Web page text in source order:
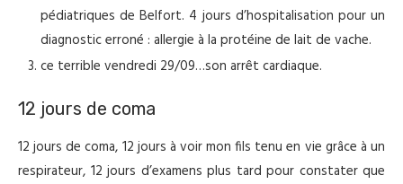
pédiatriques de Belfort. 4 jours d’hospitalisation pour un
diagnostic erroné : allergie à la protéine de lait de vache.
ce terrible vendredi 29/09…son arrêt cardiaque.
12 jours de coma
12 jours de coma, 12 jours à voir mon fils tenu en vie grâce à un
respirateur, 12 jours d’examens plus tard pour constater que